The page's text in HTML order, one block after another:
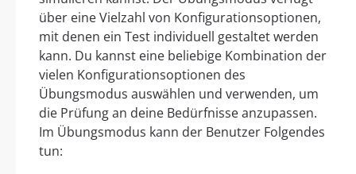
über eine Vielzahl von Konfigurationsoptionen,
mit denen ein Test individuell gestaltet werden
kann. Du kannst eine beliebige Kombination der
vielen Konfigurationsoptionen des
Übungsmodus auswählen und verwenden, um
die Prüfung an deine Bedürfnisse anzupassen.
Im Übungsmodus kann der Benutzer Folgendes
tun: